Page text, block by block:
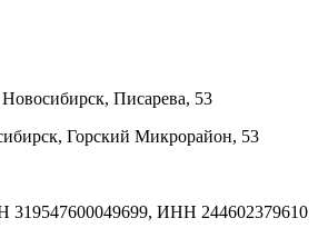
Новосибирск, Писарева, 53
, Горский Микрорайон, 53
ИНН 244602379610